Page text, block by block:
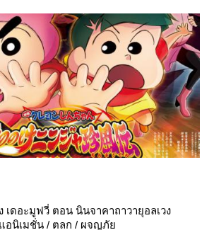
เดอะมูฟวี่ ตอน นินจาคาถาวายุอลเวง
อนิเมชั่น / ตลก / ผจญภั